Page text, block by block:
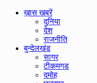
ख़ास खबरें
दुनिया
देश
राजनीति
बुन्देलखंड
सागर
टीकमगड
दमोह